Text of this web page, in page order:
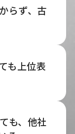
らず、古
も上位表
も、他社